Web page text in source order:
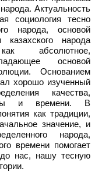
Актуальность
социология тесно
народа, основой
народа
абсолютное,
основой
Основанием
хорошо изученный
качества,
и времени. В
как традиции,
значение, и
народа,
времени помогает
нас, нашу тесную